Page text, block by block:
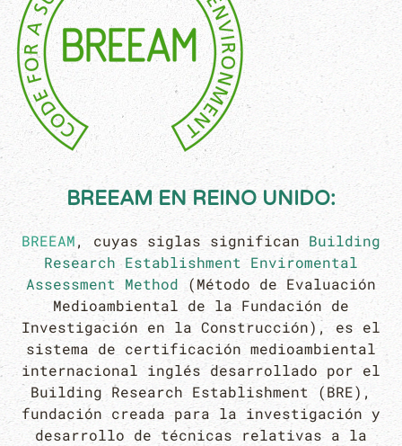
BREEAMEN REINO UNIDO:
BREEAM, cuyas siglas significan Building
Research Establishment Enviromental
Assessment Method (Método de Evaluación
Medioambiental de la Fundación de
Investigación en la Construcción), es el
sistema de certificación medioambiental
internacional inglés desarrollado por el
Building Research Establishment (BRE),
fundación creada para la investigación y
desarrollo de técnicas relativas a la